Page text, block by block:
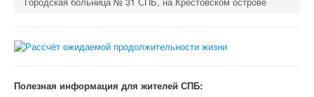
Полезная информация для жителей СПБ: